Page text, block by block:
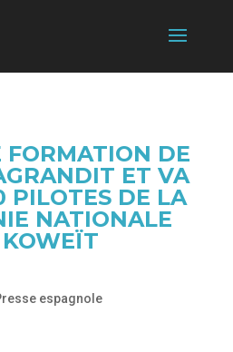
FORMATION DE
ET VA
PILOTES DE LA
NATIONALE
espagnole